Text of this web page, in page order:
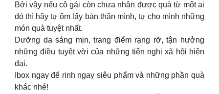
Bởi vậy nếu cô gái còn chưa nhận được quà từ một ai
đó thì hãy tự ôm lấy bản thân mình, tự cho mình những
món quà tuyệt nhất.
Dưỡng da sáng mịn, trang điểm rạng rỡ, tận hưởng
những điều tuyệt vời của những tiện nghi xã hội hiện
đại.
Ibox ngay để rinh ngay siêu phẩm và những phần quà
khác nhé!